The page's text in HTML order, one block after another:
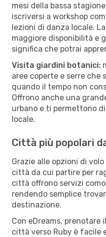
mesi della bassa
iscriversi a workshop
lezioni di danza locale.
maggiore disponibilità e
significa che potrai
Visita giardini botanici:
aree coperte e serre che
quando il tempo non
Offrono anche una
urbano e ti permettono
locale.
Città più popolari
Grazie alle opzioni di
città da cui partire per
città offrono servizi
rendendo semplice
destinazione.
Con eDreams,
città verso Ruby è facile